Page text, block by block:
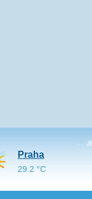
Praha
29.2 °C